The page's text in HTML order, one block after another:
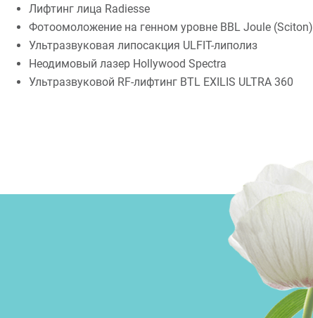
Лифтинг лица Radiesse
Фотоомоложение на генном уровне BBL Joule (Sciton)
Ультразвуковая липосакция ULFIT-липолиз
Неодимовый лазер Hollywood Spectra
Ультразвуковой RF-лифтинг BTL EXILIS ULTRA 360